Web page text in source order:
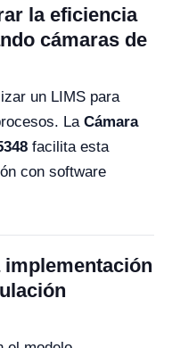
la eficiencia
cámaras de
un LIMS para
La Cámara
facilita esta
con software